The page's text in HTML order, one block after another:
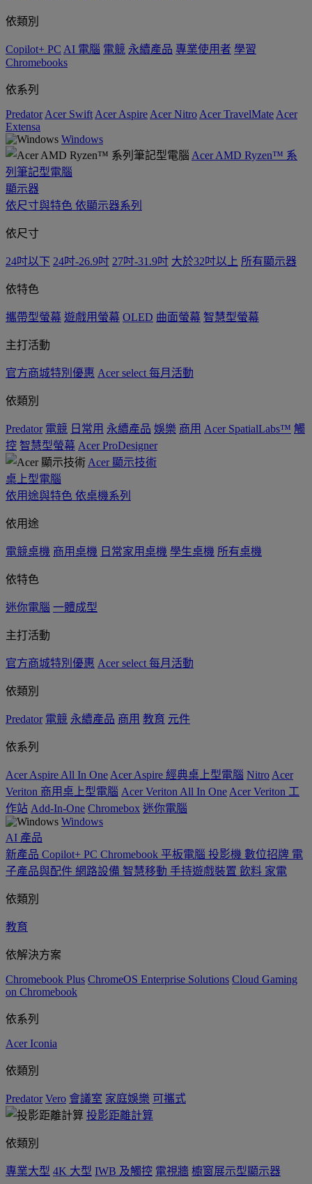
依類別
Copilot+ PC AI 電腦 電競 永續產品 專業使用者 學習
Chromebooks
依系列
Predator Acer Swift Acer Aspire Acer Nitro Acer TravelMate Acer
Extensa
Windows
Acer AMD Ryzen™ 系
列筆記型電腦
顯示器
依尺寸與特色 依顯示器系列
依尺寸
24吋以下 24吋-26.9吋 27吋-31.9吋 大於32吋以上 所有顯示器
依特色
攜帶型螢幕 遊戲用螢幕 OLED 曲面螢幕 智慧型螢幕
主打活動
官方商城特別優惠 Acer select 每月活動
依類別
Predator 電競 日常用 永續產品 娛樂 商用 Acer SpatialLabs™ 觸
控 智慧型螢幕 Acer ProDesigner
Acer 顯示技術
桌上型電腦
依用途與特色 依桌機系列
依用途
電競桌機 商用桌機 日常家用桌機 學生桌機 所有桌機
依特色
迷你電腦 一體成型
主打活動
官方商城特別優惠 Acer select 每月活動
依類別
Predator 電競 永續產品 商用 教育 元件
依系列
Acer Aspire All In One Acer Aspire 經典桌上型電腦 Nitro Acer
Veriton 商用桌上型電腦 Acer Veriton All In One Acer Veriton 工
作站 Add-In-One Chromebox 迷你電腦
Windows
AI 產品
新產品 Copilot+ PC Chromebook 平板電腦 投影機 數位招牌 電
子產品與配件 網路設備 智慧移動 手持遊戲裝置 飲料 家電
依類別
教育
依解決方案
Chromebook Plus ChromeOS Enterprise Solutions Cloud Gaming
on Chromebook
依系列
Acer Iconia
依類別
Predator Vero 會議室 家庭娛樂 可攜式
投影距離計算
依類別
專業大型 4K 大型 IWB 及觸控 電視牆 櫥窗展示型顯示器